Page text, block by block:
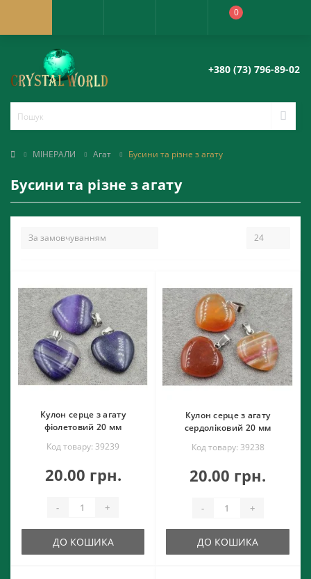
0
+380 (73) 796-89-02
МІНЕРАЛИ Агат Бусини та різне з агату
Бусини та різне з агату
Кулон серце з агату
фіолетовий 20 мм
Код товару: 39239
20.00 грн.
- +
ДО КОШИКА
Кулон серце з агату
сердоліковий 20 мм
Код товару: 39238
20.00 грн.
- +
ДО КОШИКА